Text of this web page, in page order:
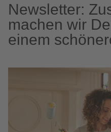
Newsletter:
machen wir
einem